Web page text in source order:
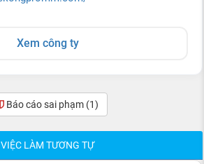
Xem công ty
Báo cáo sai phạm (1)
VIỆC LÀM TƯƠNG TỰ